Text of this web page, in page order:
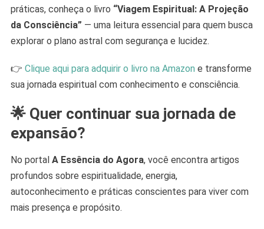
práticas, conheça o livro “Viagem Espiritual: A Projeção
da Consciência” — uma leitura essencial para quem busca
explorar o plano astral com segurança e lucidez.
👉 Clique aqui para adquirir o livro na Amazon e transforme
sua jornada espiritual com conhecimento e consciência.
🌟 Quer continuar sua jornada de
expansão?
No portal A Essência do Agora, você encontra artigos
profundos sobre espiritualidade, energia,
autoconhecimento e práticas conscientes para viver com
mais presença e propósito.